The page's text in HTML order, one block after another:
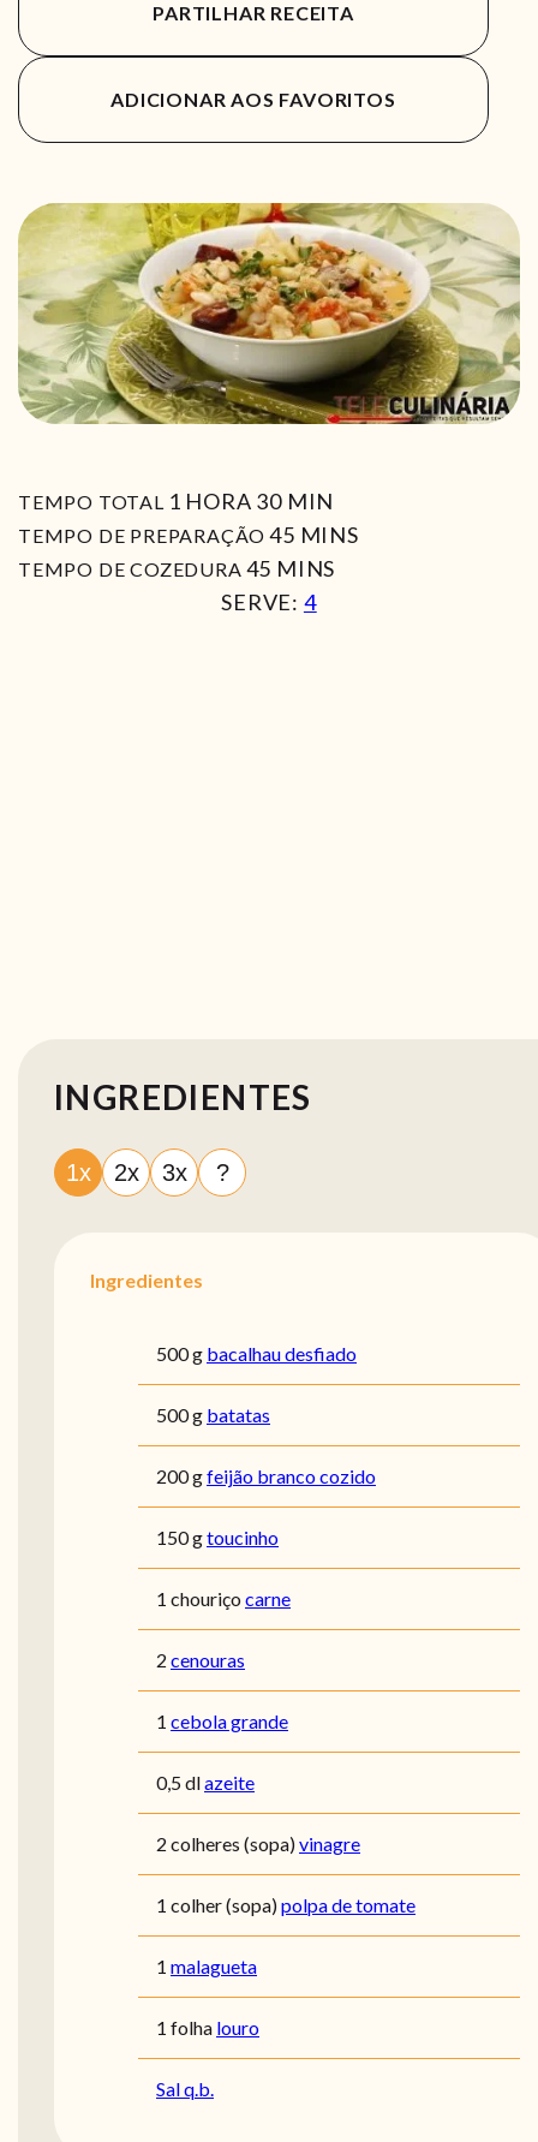
PARTILHAR RECEITA
ADICIONAR AOS FAVORITOS
TEMPO TOTAL 1 HORA
HORA 30MIN
MIN
TEMPO DE PREPARAÇÃO 45MIN
MINS
TEMPO DE COZEDURA 45 MIN
MINS
SERVE: 4
INGREDIENTES
1x 2x 3x ?
Ingredientes
500 g bacalhau desfiado
500 g batatas
200 gfeijão branco cozido
150 gtoucinho
1 chouriço carne
2 cenouras
1 cebola grande
0,5 dlazeite
2 colheres (sopa)vinagre
1 colher (sopa)polpa de tomate
1 malagueta
1 folha louro
Sal q.b.